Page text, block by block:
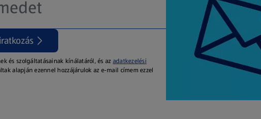
és szolgáltatásainak kínálatáról, és az adatkezelési
alapján ezennel hozzájárulok az e-mail címem ezzel